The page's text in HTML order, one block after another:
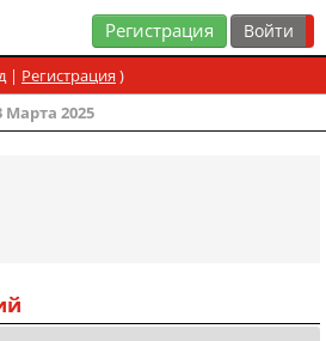
Регистрация
| Регистрация )
Марта 2025